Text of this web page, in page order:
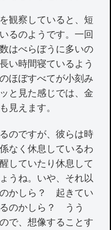
観察していると、短
るのようです。一回
はべらぼうに多いの
い時間寝ているよう
ほぼすべてが小刻み
と見た感じでは、金
見えます。
のですが、彼らは時
なく休息しているわ
していたり休息して
うね。いや、それ以
かしら？ 起きてい
のかしら？ うう
で、想像することす